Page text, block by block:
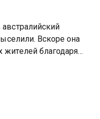
Вскоре она
благодаря
Так начинается